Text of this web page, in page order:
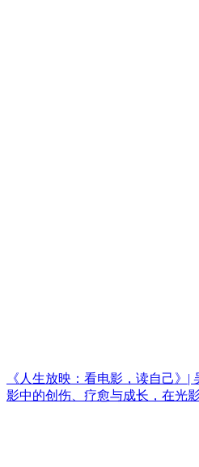
《人生放映：看电影，读自己》|
影中的创伤、疗愈与成长，在光